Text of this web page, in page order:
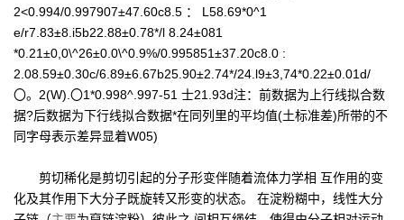
2<0.994/0.997907±47.60c8.5 ： L58.69*0^1
e/r7.83±8.i5b22.88±0.78*/l 8.24±081
*0.21±0,0\^26±0.0\^0.9%/0.995851±37.20c8.0 :
2.08.59±0.30c/6.89±6.67b25.90±2.74*/24.l9±3,74*0.22±0.01d/
〇。2(W).〇1*0.998^.997-51 士21.93d注：前数据为上行线拟合数
据?后数据为下行线拟合数据*在同列里的平均值(土标准差)所带的不
同字母表示差异显着W05)
剪切稀化是剪切引起的分子形变伴随着流体力学相 互作用的变
化及其作用下大分子既旋转又形变的状态。 在淀粉糊中，线性大分